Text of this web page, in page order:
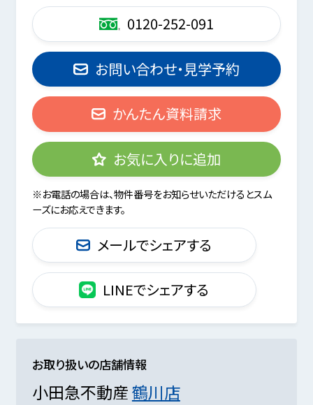
0120-252-091
お問い合わせ・見学予約
かんたん資料請求
お気に入りに追加
※お電話の場合は、物件番号をお知らせいただけるとスム
ーズにお応えできます。
メールでシェアする
LINEでシェアする
お取り扱いの店舗情報
小田急不動産鶴川店